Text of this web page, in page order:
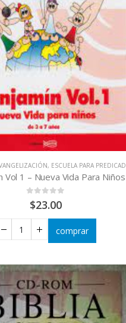
, ESCUELA PARA PREDICADORES
Vol 1 – Nueva Vida Para Niños
out of 5
$23.00
comprar